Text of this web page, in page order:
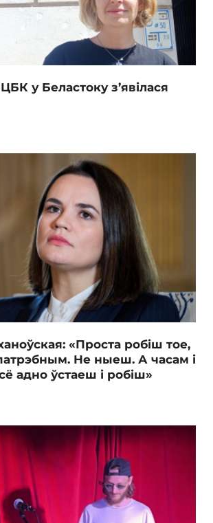
у Беластоку з’явілася
«Проста робіш тое,
Не ныеш. А часам і
адно ўстаеш і робіш»